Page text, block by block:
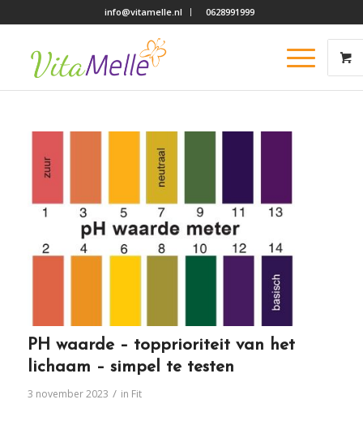
info@vitamelle.nl 0628991999
PH waarde – topprioriteit van het
lichaam – simpel te testen
3 november 2023 / in Fit